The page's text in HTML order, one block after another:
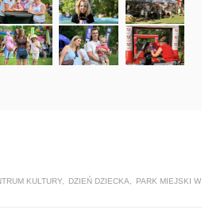
KULTURY DZIEŃ DZIECKA
PARK MIEJSKI W